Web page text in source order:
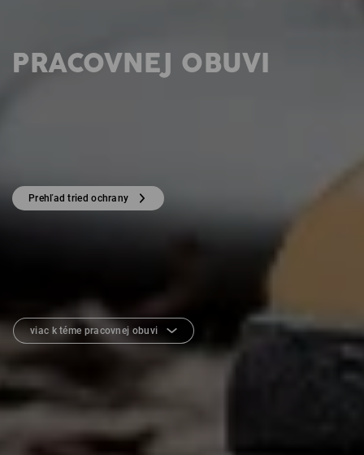
PRACOVNEJ OBUVI
Prehľad tried ochrany
viac k téme pracovnej obuvi